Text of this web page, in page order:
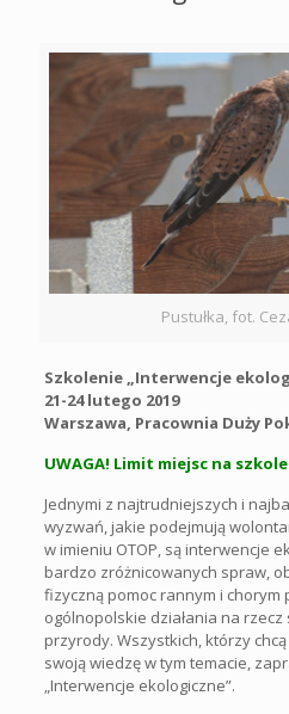
Pustułka, fot.
Szkolenie „Interwencje
21-24 lutego 2019
Warszawa, Pracownia Duży
UWAGA! Limit miejsc na
Jednymi z najtrudniejszych i
wyzwań, jakie podejmują
w imieniu OTOP, są interwencje
bardzo zróżnicowanych spraw,
fizyczną pomoc rannym i chorym
ogólnopolskie działania na
przyrody. Wszystkich, którzy
swoją wiedzę w tym temacie,
„Interwencje ekologiczne”.